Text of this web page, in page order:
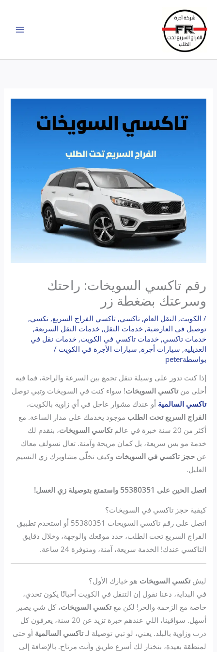
المحتوى
رقم تاكسي السويخات: راحتك
وسرعتك بضغطة زر
/ الكويت, النقل العام,تاكسي,تاكسي الفراج السريع,تكسي,
توصيل في العارضية,خدمات النقل,خدمات النقل السريعة,
خدمات تاكسي,خدمات تاكسي في الكويت,خدمات نقل في
العديليه, سيارات أجرة, سيارات الأجرة في الكويت /
بواسطةpeter
إذا كنت تدور على وسيلة تنقل تجمع بين السرعة والراحة، فما فيه
أحلى منتاكسي السويخات! سواء كنت في السويخات وتبي توصل
تاكسي السالمية أو عندك مشوار عاجل في أي زاوية بالكويت،
الفراج السريع تحت الطلب موجود يخدمك على مدار الساعة. مع
أكثر من 20 سنة خبرة في عالم
تكاسي السويخات، بنقدم لك
خدمة مو بس سريعة، بل كمان مريحة وآمنة. تعال نسولف معاك
عنحجز تاكسي في السويخات وكيف تخلّي مشاويرك زي النسيم
العليل.
اتصل الحين على 55380351 واستمتع بتوصيلة زي العسل!
كيفية حجز تاكسي في السويخات؟
اتصل على رقم تاكسي السويخات 55380351 أو استخدم تطبيق
الفراج السريع تحت الطلب، حدد موقعك والوجهة، وخلال دقايق
التاكسي عندك! الخدمة سريعة، آمنة، ومتوفرة 24 ساعة.
ليشتكسي السويخات هو خيارك الأول؟
في البداية، دعنا نقول إن التنقل في الكويت أحيانًا يكون تحدي،
خاصة مع الزحمة والحر! لكن معتكسي السويخات، كل شي يصير
أسهل. سواقينا، اللي عندهم خبرة تزيد عن 20 سنة، يعرفون كل
درب وزاوية بالبلد. يعني، لو تبي توصيلة لـتاكسي السالمية أو حتى
لمنطقة بعيدة، بنختار لك أسرع طريق وأنت مرتاح. بالإضافة إلى